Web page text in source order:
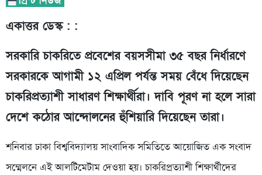
একাত্তর ডেস্ক : :
সরকারি চাকরিতে প্রবেশের বয়সসীমা ৩৫ বছর নির্ধারণে
সরকারকে আগামী ১২ এপ্রিল পর্যন্ত সময় বেঁধে দিয়েছেন
চাকরিপ্রত্যাশী সাধারণ শিক্ষার্থীরা। দাবি পূরণ না হলে সারা
দেশে কঠোর আন্দোলনের হুঁশিয়ারি দিয়েছেন তারা।
শনিবার ঢাকা বিশ্ববিদ্যালয় সাংবাদিক সমিতিতে আয়োজিত এক সংবাদ
সম্মেলনে এই আলটিমেটাম দেওয়া হয়। চাকরিপ্রত্যাশী শিক্ষার্থীদের